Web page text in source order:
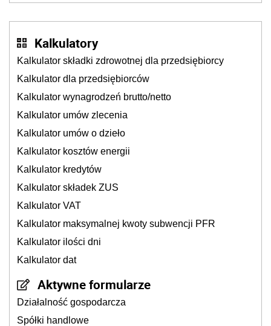
Kalkulatory
Kalkulator składki zdrowotnej dla przedsiębiorcy
Kalkulator dla przedsiębiorców
Kalkulator wynagrodzeń brutto/netto
Kalkulator umów zlecenia
Kalkulator umów o dzieło
Kalkulator kosztów energii
Kalkulator kredytów
Kalkulator składek ZUS
Kalkulator VAT
Kalkulator maksymalnej kwoty subwencji PFR
Kalkulator ilości dni
Kalkulator dat
Aktywne formularze
Działalność gospodarcza
Spółki handlowe